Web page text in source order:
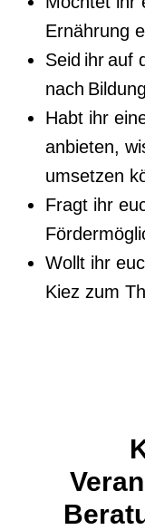
Ernährung
Seid ihr auf
nach
Habt ihr
anbieten,
umsetzen
Fragt ihr
Wollt ihr
Kiez zum